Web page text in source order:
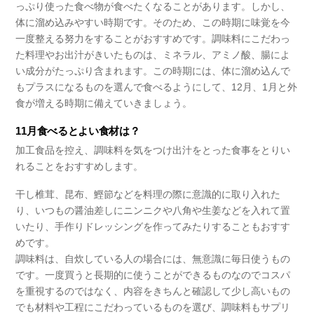
っぷり使った食べ物が食べたくなることがあります。しかし、
体に溜め込みやすい時期です。そのため、この時期に味覚を今
一度整える努力をすることがおすすめです。調味料にこだわっ
た料理やお出汁がきいたものは、ミネラル、アミノ酸、腸によ
い成分がたっぷり含まれます。この時期には、体に溜め込んで
もプラスになるものを選んで食べるようにして、12月、1月と外
食が増える時期に備えていきましょう。
11月食べるとよい食材は？
加工食品を控え、調味料を気をつけ出汁をとった食事をとりい
れることをおすすめします。
干し椎茸、昆布、鰹節などを料理の際に意識的に取り入れた
り、いつもの醤油差しにニンニクや八角や生姜などを入れて置
いたり、手作りドレッシングを作ってみたりすることもおすす
めです。
調味料は、自炊している人の場合には、無意識に毎日使うもの
です。一度買うと長期的に使うことができるものなのでコスパ
を重視するのではなく、内容をきちんと確認して少し高いもの
でも材料や工程にこだわっているものを選び、調味料もサプリ